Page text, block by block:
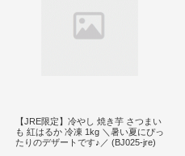
【JRE限定】冷やし 焼き芋 さつまい
も 紅はるか 冷凍 1kg ＼暑い夏にぴっ
たりのデザートです♪／ (BJ025-jre)